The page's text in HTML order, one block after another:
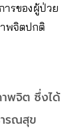
รของผู้ป่วย
พจิตปกติ
าพจิต ซึ่งได้
รณสุข